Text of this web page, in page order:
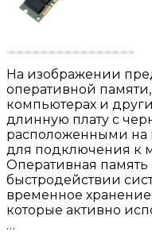
На изображении
оперативной
компьютерах и
длинную плату с
расположенными на
для подключения к
Оперативная
быстродействии
временное
которые активно
…